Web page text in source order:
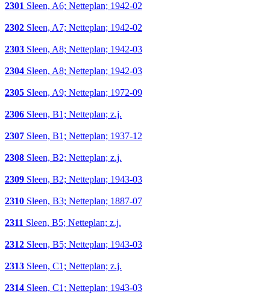
2301 Sleen, A6; Netteplan; 1942-02
2302 Sleen, A7; Netteplan; 1942-02
2303 Sleen, A8; Netteplan; 1942-03
2304 Sleen, A8; Netteplan; 1942-03
2305 Sleen, A9; Netteplan; 1972-09
2306 Sleen, B1; Netteplan; z.j.
2307 Sleen, B1; Netteplan; 1937-12
2308 Sleen, B2; Netteplan; z.j.
2309 Sleen, B2; Netteplan; 1943-03
2310 Sleen, B3; Netteplan; 1887-07
2311 Sleen, B5; Netteplan; z.j.
2312 Sleen, B5; Netteplan; 1943-03
2313 Sleen, C1; Netteplan; z.j.
2314 Sleen, C1; Netteplan; 1943-03